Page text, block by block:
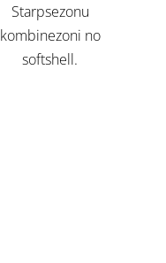
Starpsezonu
kombinezoni no
softshell.